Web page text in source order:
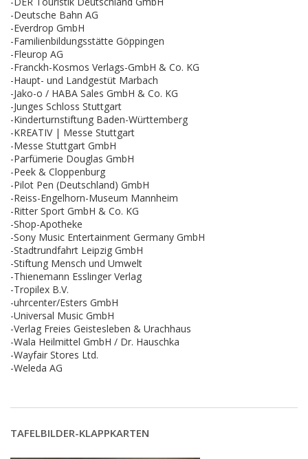
-Deutsche Bahn AG
-Everdrop GmbH
-Familienbildungsstätte Göppingen
-Fleurop AG
-Franckh-Kosmos Verlags-GmbH & Co. KG
-Haupt- und Landgestüt Marbach
-Jako-o / HABA Sales GmbH & Co. KG
-Junges Schloss Stuttgart
-Kinderturnstiftung Baden-Württemberg
-KREATIV | Messe Stuttgart
-Messe Stuttgart GmbH
-Parfümerie Douglas GmbH
-Peek & Cloppenburg
-Pilot Pen (Deutschland) GmbH
-Reiss-Engelhorn-Museum Mannheim
-Ritter Sport GmbH & Co. KG
-Shop-Apotheke
-Sony Music Entertainment Germany GmbH
-Stadtrundfahrt Leipzig GmbH
-Stiftung Mensch und Umwelt
-Thienemann Esslinger Verlag
-Tropilex B.V.
-uhrcenter/Esters GmbH
-Universal Music GmbH
-Verlag Freies Geistesleben & Urachhaus
-Wala Heilmittel GmbH / Dr. Hauschka
-Wayfair Stores Ltd.
-Weleda AG
TAFELBILDER-KLAPPKARTEN